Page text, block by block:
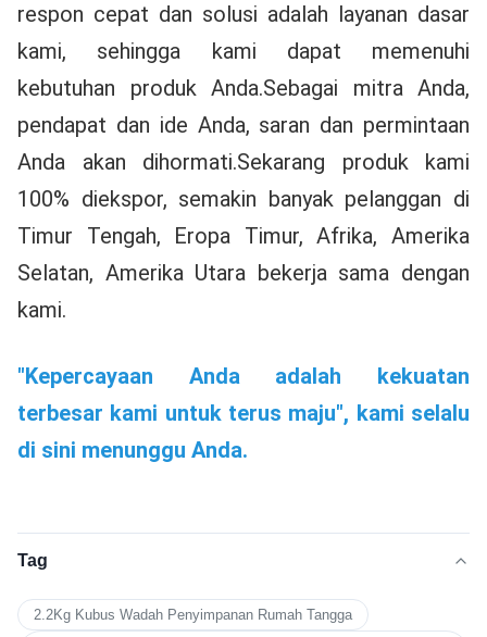
respon cepat dan solusi adalah layanan dasar
kami, sehingga kami dapat memenuhi
kebutuhan produk Anda.Sebagai mitra Anda,
pendapat dan ide Anda, saran dan permintaan
Anda akan dihormati.Sekarang produk kami
100% diekspor, semakin banyak pelanggan di
Timur Tengah, Eropa Timur, Afrika, Amerika
Selatan, Amerika Utara bekerja sama dengan
kami.
"Kepercayaan Anda adalah kekuatan
terbesar kami untuk terus maju", kami selalu
di sini menunggu Anda.
Tag
2.2Kg Kubus Wadah Penyimpanan Rumah Tangga